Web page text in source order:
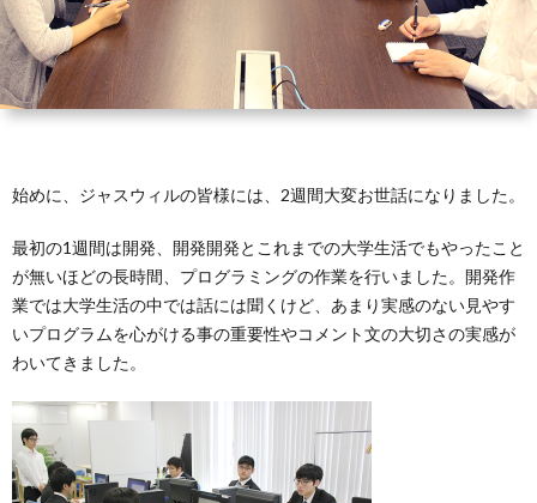
始めに、ジャスウィルの皆様には、2週間大変お世話になりました。
最初の1週間は開発、開発開発とこれまでの大学生活でもやったこと
が無いほどの長時間、プログラミングの作業を行いました。開発作
業では大学生活の中では話には聞くけど、あまり実感のない見やす
いプログラムを心がける事の重要性やコメント文の大切さの実感が
わいてきました。